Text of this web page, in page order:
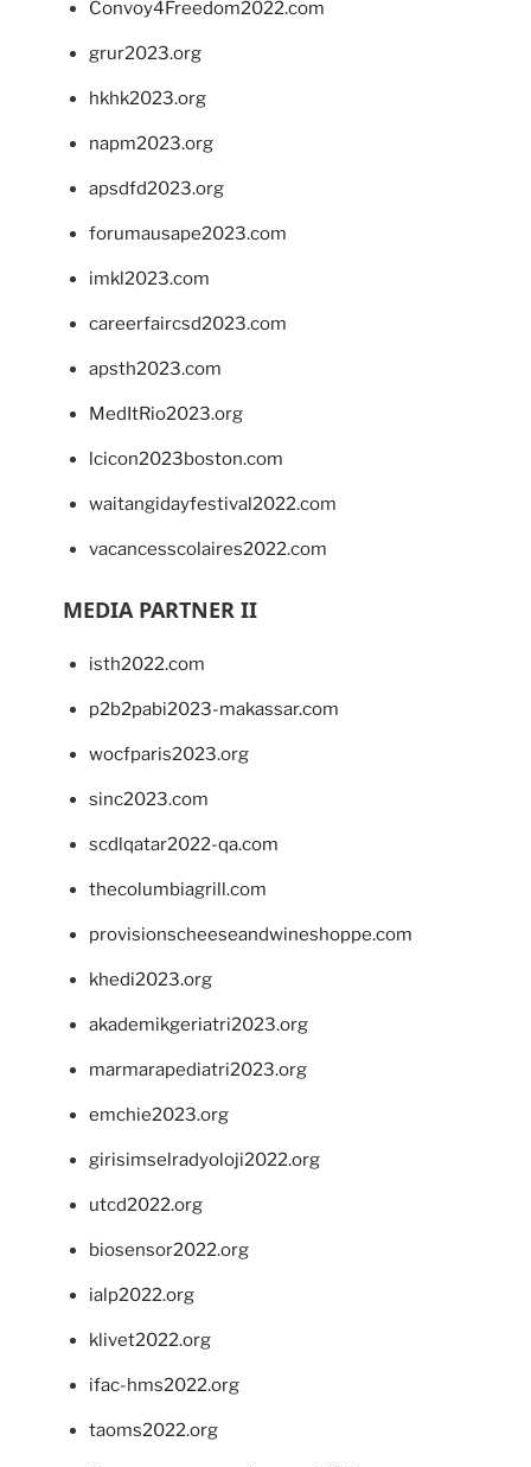
Convoy4Freedom2022.com
grur2023.org
hkhk2023.org
napm2023.org
apsdfd2023.org
forumausape2023.com
imkl2023.com
careerfaircsd2023.com
apsth2023.com
MedItRio2023.org
lcicon2023boston.com
waitangidayfestival2022.com
vacancesscolaires2022.com
MEDIA PARTNER II
isth2022.com
p2b2pabi2023-makassar.com
wocfparis2023.org
sinc2023.com
scdlqatar2022-qa.com
thecolumbiagrill.com
provisionscheeseandwineshoppe.com
khedi2023.org
akademikgeriatri2023.org
marmarapediatri2023.org
emchie2023.org
girisimselradyoloji2022.org
utcd2022.org
biosensor2022.org
ialp2022.org
klivet2022.org
ifac-hms2022.org
taoms2022.org